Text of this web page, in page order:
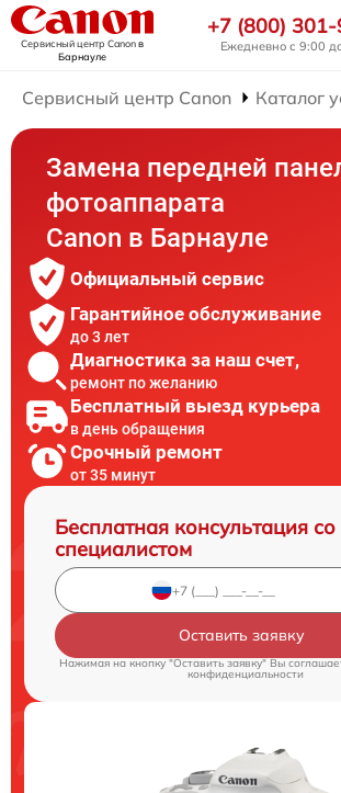
Сервисный центр Canonв
Барнауле
+7 (800)
Ежедневно с 9:00
Сервисный центр Canon Каталог
Замена передней
фотоаппарата
Canon в Барнауле
Официальный сервис
Гарантийное обслуживание
до 3 лет
Диагностика за наш счет,
ремонт по желанию
Бесплатный выезд курьера
в день обращения
Срочный ремонт
от 35 минут
Бесплатная консультация со
специалистом
Оставить заявку
Нажимая на кнопку "Оставить заявку" Вы
конфиденциальности